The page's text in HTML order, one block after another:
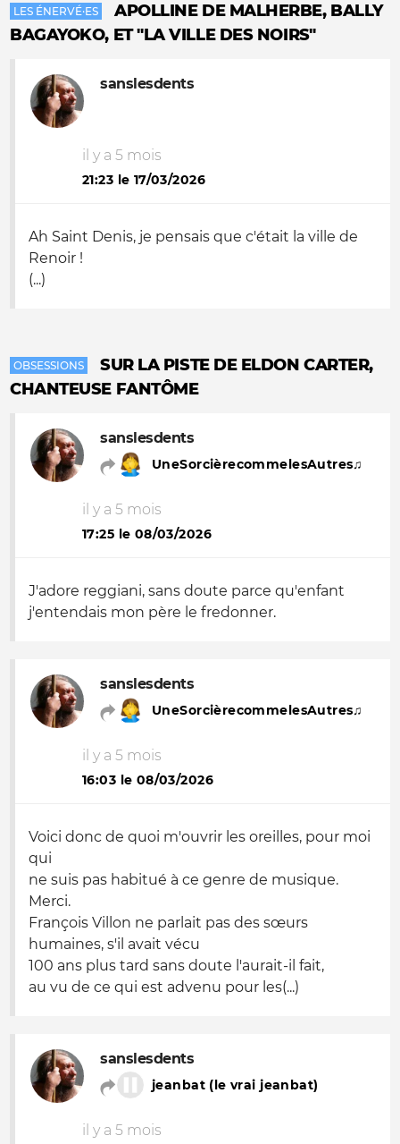
LES ÉNERVÉ·ES
APOLLINE DE MALHERBE, BALLY
BAGAYOKO, ET "LA VILLE DES NOIRS"
sanslesdents
il y a 5 mois
21:23 le 17/03/2026
Ah Saint Denis, je pensais que c'était la ville de
Renoir !
(...)
OBSESSIONS
SUR LA PISTE DE ELDON CARTER,
CHANTEUSE FANTÔME
sanslesdents
UneSorcièrecommelesAutres♫
il y a 5 mois
17:25 le 08/03/2026
J'adore reggiani, sans doute parce qu'enfant
j'entendais mon père le fredonner.
sanslesdents
UneSorcièrecommelesAutres♫
il y a 5 mois
16:03 le 08/03/2026
Voici donc de quoi m'ouvrir les oreilles, pour moi
qui
ne suis pas habitué à ce genre de musique.
Merci.
François Villon ne parlait pas des sœurs
humaines, s'il avait vécu
100 ans plus tard sans doute l'aurait-il fait,
au vu de ce qui est advenu pour les(...)
sanslesdents
jeanbat (le vrai jeanbat)
il y a 5 mois